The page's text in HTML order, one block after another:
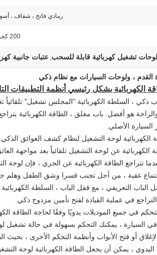
رمادي فاتح ، شفاف ،
200 كجم
لوحات تشغيل كهربائية قابلة للسحب, عتبات جانبية
القدم ، ولوحات السيارات مع نظام ذكي
الكهربائية بشكل رئيسي أنظمة التطبيقات
ذكي ، السلطة الكهربائية "المجلس تشغيل" تلقائياً
هو أفضل. باب مغلق ، الطاقة الكهربائية
السيارة الأصلي.
الكهربائية لوحة التشغيل لنظام كشف العوائق
الكهربائية عن لوحة التشغيل تلقائياً بعد مواجهة
تتراجع الطاقة الكهربائية عن الجري ، فإن لوحة
عقبة ، من أجل تجنب قسرا وشق الطفل وهلم جرا
التعريفي ، مع قفل الباب ، السلطة
في عملية القيادة لفتح تأمين مزدوج ذكي.
في جميع الموديلات يدويًا وفقًا لحاجة الطاقة
السيارة ، يمكنك التحكم بسهولة في حالة تشغيل
أو فتح الأبواب وأنظمة التحكم الأخرى ،
، يمكن أن يجعل الطاقة الكهربائية لوحة